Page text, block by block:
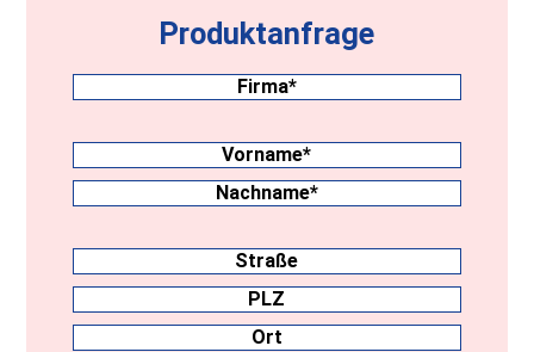
Produktanfrage
Firma(erforderlich)
Nachname(erforderlich)
Vorname
Anschrift
Straße
PLZ